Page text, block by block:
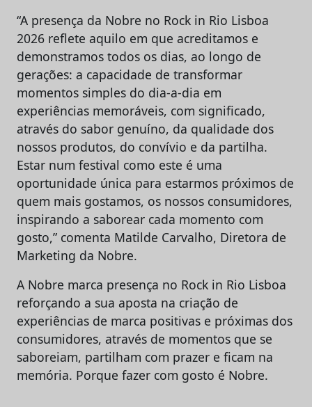
“A presença da Nobre no Rock in Rio Lisboa
2026 reflete aquilo em que acreditamos e
demonstramos todos os dias, ao longo de
gerações: a capacidade de transformar
momentos simples do dia-a-dia em
experiências memoráveis, com significado,
através do sabor genuíno, da qualidade dos
nossos produtos, do convívio e da partilha.
Estar num festival como este é uma
oportunidade única para estarmos próximos de
quem mais gostamos, os nossos consumidores,
inspirando a saborear cada momento com
gosto,” comenta Matilde Carvalho, Diretora de
Marketing da Nobre.
A Nobre marca presença no Rock in Rio Lisboa
reforçando a sua aposta na criação de
experiências de marca positivas e próximas dos
consumidores, através de momentos que se
saboreiam, partilham com prazer e ficam na
memória. Porque fazer com gosto é Nobre.